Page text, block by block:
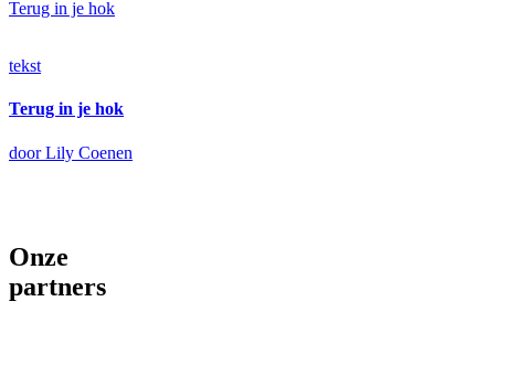
Terug in je hok
tekst
Terug in je hok
door Lily Coenen
Onze
partners